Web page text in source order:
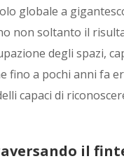
globale a
non soltanto il
degli spazi,
fino a pochi anni fa
capaci di
il